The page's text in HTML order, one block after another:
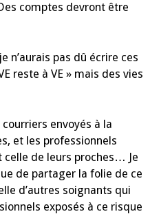
comptes devront être
n’aurais pas dû écrire ces
reste à VE » mais des vies
envoyés à la
et les professionnels
de leurs proches… Je
de partager la folie de ce
d’autres soignants qui
exposés à ce risque